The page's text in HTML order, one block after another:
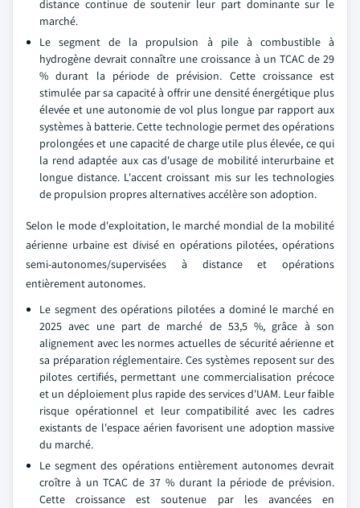
distance continue de soutenir leur part dominante sur le
marché.
Le segment de la propulsion à pile à combustible à
hydrogène devrait connaître une croissance à un TCAC de 29
% durant la période de prévision. Cette croissance est
stimulée par sa capacité à offrir une densité énergétique plus
élevée et une autonomie de vol plus longue par rapport aux
systèmes à batterie. Cette technologie permet des opérations
prolongées et une capacité de charge utile plus élevée, ce qui
la rend adaptée aux cas d'usage de mobilité interurbaine et
longue distance. L'accent croissant mis sur les technologies
de propulsion propres alternatives accélère son adoption.
Selon le mode d'exploitation, le marché mondial de la mobilité
aérienne urbaine est divisé en opérations pilotées, opérations
semi-autonomes/supervisées à distance et opérations
entièrement autonomes.
Le segment des opérations pilotées a dominé le marché en
2025 avec une part de marché de 53,5 %, grâce à son
alignement avec les normes actuelles de sécurité aérienne et
sa préparation réglementaire. Ces systèmes reposent sur des
pilotes certifiés, permettant une commercialisation précoce
et un déploiement plus rapide des services d'UAM. Leur faible
risque opérationnel et leur compatibilité avec les cadres
existants de l'espace aérien favorisent une adoption massive
du marché.
Le segment des opérations entièrement autonomes devrait
croître à un TCAC de 37 % durant la période de prévision.
Cette croissance est soutenue par les avancées en